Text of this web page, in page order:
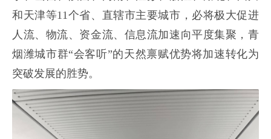
和天津等11个省、直辖市主要城市，必将极大促进
人流、物流、资金流、信息流加速向平度集聚，青
烟潍城市群“会客听”的天然禀赋优势将加速转化为
突破发展的胜势。